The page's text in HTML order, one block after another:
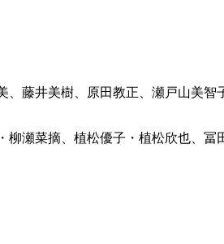
藤井美樹、原田教正、瀬戸山美智
柳瀬菜摘、植松優子・植松欣也、冨